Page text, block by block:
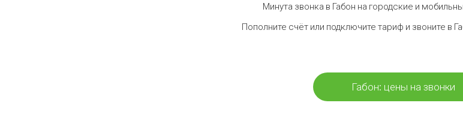
Минута звонка в Габон на городские и
Пополните счёт или подключите тариф и звоните в
Габон: цены на звонки